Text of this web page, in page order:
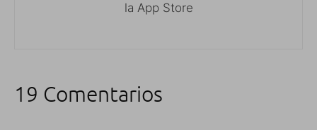
la App Store
19 Comentarios